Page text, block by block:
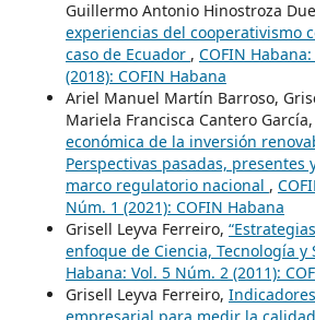
Guillermo Antonio Hinostroza
experiencias del cooperativismo
caso de Ecuador , COFIN
(2018): COFIN Habana
Ariel Manuel Martín Barroso,
Mariela Francisca Cantero García,
económica de la inversión
Perspectivas pasadas, presentes
marco regulatorio nacional ,
Núm. 1 (2021): COFIN Habana
Grisell Leyva Ferreiro,
enfoque de Ciencia, Tecnología y
Habana: Vol. 5 Núm. 2 (2011):
Grisell Leyva Ferreiro,